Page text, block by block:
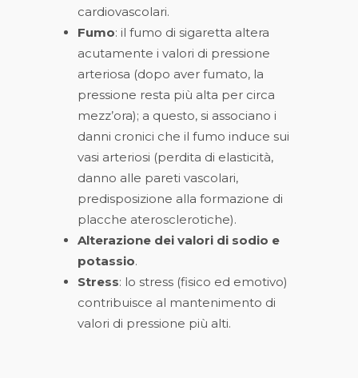
cardiovascolari.
Fumo: il fumo di sigaretta altera
acutamente i valori di pressione
arteriosa (dopo aver fumato, la
pressione resta più alta per circa
mezz’ora); a questo, si associano i
danni cronici che il fumo induce sui
vasi arteriosi (perdita di elasticità,
danno alle pareti vascolari,
predisposizione alla formazione di
placche aterosclerotiche).
Alterazione dei valori di sodio e
potassio.
Stress: lo stress (fisico ed emotivo)
contribuisce al mantenimento di
valori di pressione più alti.